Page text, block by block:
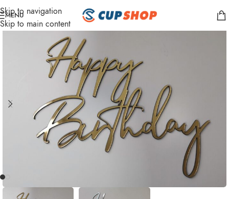
Skip to navigation
Skip to main content
MENU